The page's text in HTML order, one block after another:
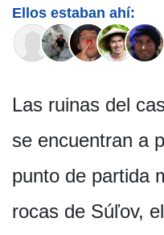
Ellos estaban ahí:
Las ruinas del
se encuentran a
punto de partida
rocas de Súľov,